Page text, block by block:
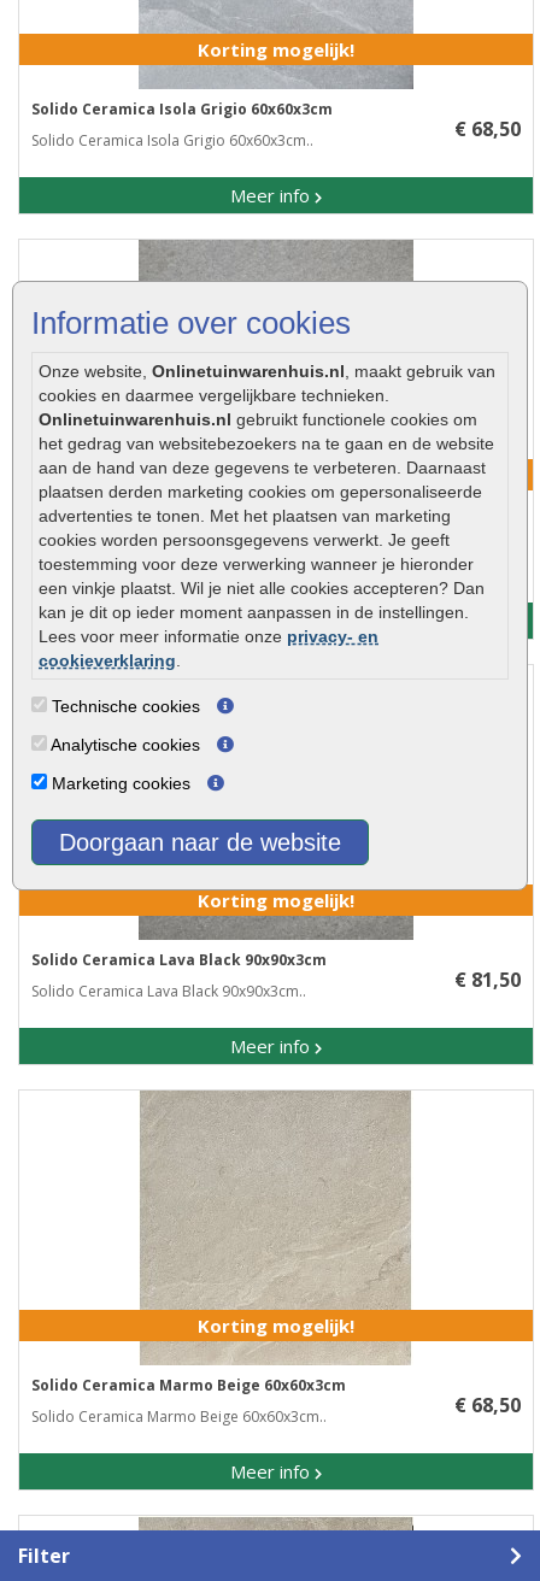
Informatie over cookies
Onze website, Onlinetuinwarenhuis.nl , maakt gebruik van
cookies en daarmee vergelijkbare technieken.
Onlinetuinwarenhuis.nl gebruikt functionele cookies om
het gedrag van websitebezoekers na te gaan en de website
aan de hand van deze gegevens te verbeteren. Daarnaast
plaatsen derden marketing cookies om gepersonaliseerde
advertenties te tonen. Met het plaatsen van marketing
cookies worden persoonsgegevens verwerkt. Je geeft
toestemming voor deze verwerking wanneer je hieronder
een vinkje plaatst. Wil je niet alle cookies accepteren? Dan
kan je dit op ieder moment aanpassen in de instellingen.
Lees voor meer informatie onze privacy- en
cookieverklaring
Technische cookies
Analytische cookies
Marketing cookies
Doorgaan naar de website
Filter
Korting mogelijk!
Solido Ceramica Isola Grigio 60x60x3cm
Solido Ceramica Isola Grigio 60x60x3cm..
Meer info
€ 68,50
Korting mogelijk!
Solido Ceramica Lava Black 60x60x3cm
Solido Ceramica Lava Black 60x60x3cm..
Meer info
€ 68,50
Korting mogelijk!
Solido Ceramica Lava Black 90x90x3cm
Solido Ceramica Lava Black 90x90x3cm..
Meer info
€ 81,50
Korting mogelijk!
Solido Ceramica Marmo Beige 60x60x3cm
Solido Ceramica Marmo Beige 60x60x3cm..
Meer info
€ 68,50